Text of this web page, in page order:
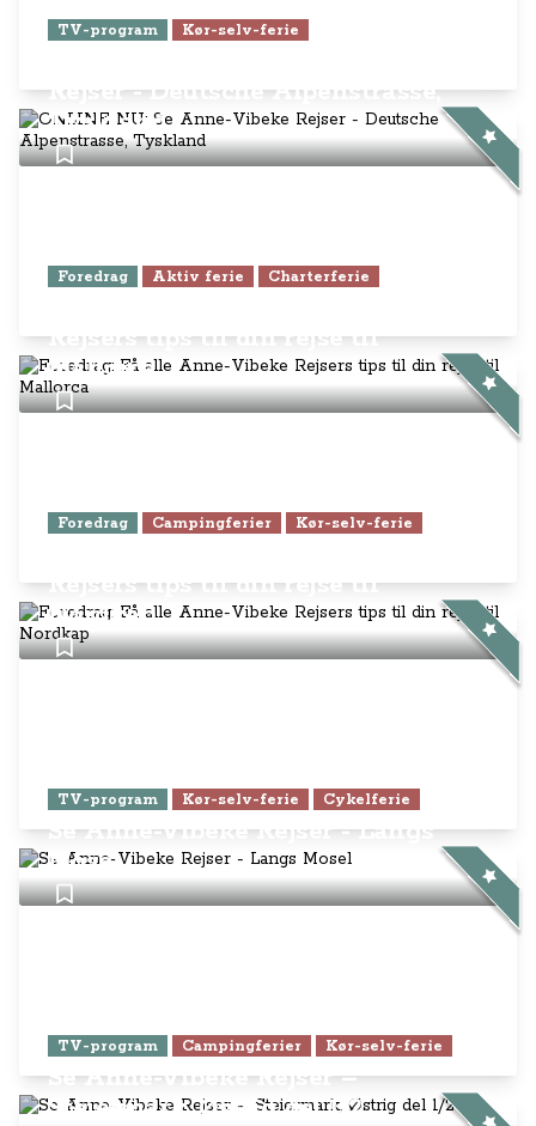
TV-program Kør-selv-ferie
Rejser - Deutsche Alpenstrasse,
Tyskland
Foredrag Aktiv ferie Charterferie
Rejsers tips til din rejse til
Mallorca
Foredrag Campingferier Kør-selv-ferie
Rejsers tips til din rejse til
Nordkap
TV-program Kør-selv-ferie Cykelferie
Se Anne-Vibeke Rejser - Langs
Mosel
TV-program Campingferier Kør-selv-ferie
Se Anne-Vibeke Rejser –
Steiermark, Østrig del 1/2